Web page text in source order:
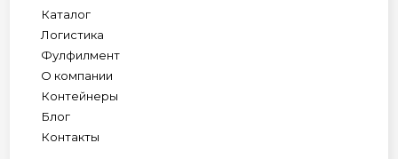
Каталог
Логистика
Фулфилмент
О компании
Контейнеры
Блог
Контакты